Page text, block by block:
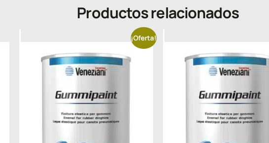
Productos relacionados
¡Oferta!